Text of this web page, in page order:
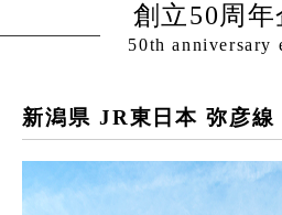
創立50周年
50th anniversary
新潟県 JR東日本 弥彦線